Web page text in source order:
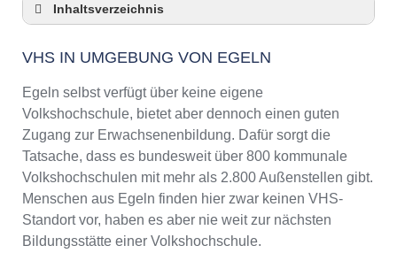
Inhaltsverzeichnis
3 Quicktipps
Checkliste: VHS-Kurse rund um Egeln finden
Keine VHS in Egeln
Online-Kurse: Pro und Contra
Online-Kurse als alternative Angebote zu
VHS-Kursen
Die VHS als Inbegriff der Erwachsenenbildung
Das bundesweite Netzwerk der
Volkshochschulen
VHS IN UMGEBUNG VON EGELN
Egeln selbst verfügt über keine eigene
Volkshochschule, bietet aber dennoch einen guten
Zugang zur Erwachsenenbildung. Dafür sorgt die
Tatsache, dass es bundesweit über 800 kommunale
Volkshochschulen mit mehr als 2.800 Außenstellen gibt.
Menschen aus Egeln finden hier zwar keinen VHS-
Standort vor, haben es aber nie weit zur nächsten
Bildungsstätte einer Volkshochschule.